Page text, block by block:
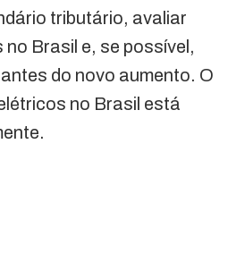
tributário, avaliar
Brasil e, se possível,
do novo aumento. O
no Brasil está